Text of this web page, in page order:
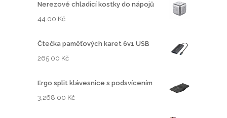
Nerezové chladicí kostky do nápojů
44.00 Kč
Čtečka paměťových karet 6v1 USB
265.00 Kč
Ergo split klávesnice s podsvícením
3,268.00 Kč